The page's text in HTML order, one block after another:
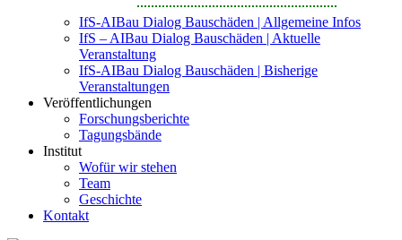
IfS-AIBau Dialog Bauschäden | Allgemeine Infos
IfS – AIBau Dialog Bauschäden | Aktuelle
Veranstaltung
IfS-AIBau Dialog Bauschäden | Bisherige
Veranstaltungen
Veröffentlichungen
Forschungsberichte
Tagungsbände
Institut
Wofür wir stehen
Team
Geschichte
Kontakt